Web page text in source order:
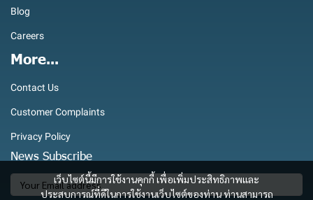
เว็บไซต์นี้มีการใช้งานคุกกี้ เพื่อเพิ่มประสิทธิภาพและ
ประสบการณ์ที่ดีในการใช้งานเว็บไซต์ของท่าน ท่านสามารถ
Blog
Careers
More...
Contact Us
Customer Complaints
Privacy Policy
News Subscribe